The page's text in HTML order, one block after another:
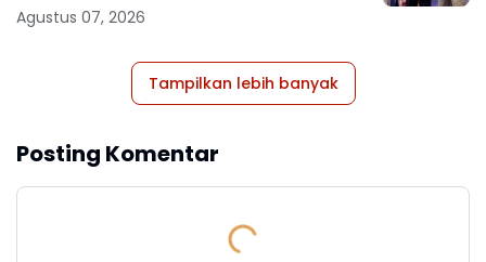
Agustus 07, 2026
Tampilkan lebih banyak
Posting Komentar